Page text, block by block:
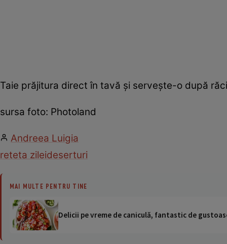
Taie prăjitura direct în tavă şi serveşte-o după
sursa foto: Photoland
Andreea Luigia
reteta zileideserturi
MAI MULTE PENTRU TINE
Delicii pe vreme de caniculă, fantastic de